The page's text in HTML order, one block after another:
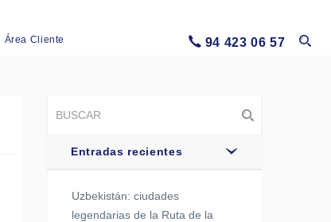
Área Cliente 94 423 06 57
Entradas recientes
Uzbekistán: ciudades
legendarias de la Ruta de la